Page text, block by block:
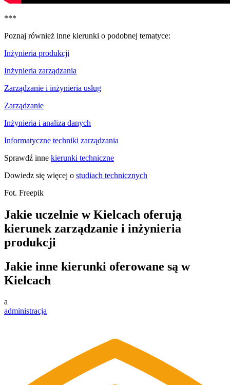
***
Poznaj również inne kierunki o podobnej tematyce:
Inżynieria produkcji
Inżynieria zarządzania
Zarządzanie i inżynieria usług
Zarządzanie
Inżynieria i analiza danych
Informatyczne techniki zarządzania
Sprawdź inne kierunki techniczne
Dowiedz się więcej o studiach technicznych
Fot. Freepik
Jakie uczelnie w Kielcach oferują
kierunek zarządzanie i inżynieria
produkcji
Jakie inne kierunki oferowane są w
Kielcach
a
administracja